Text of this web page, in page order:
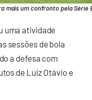
mais um confronto pela Série
uma atividade
sessões de bola
a defesa com
de Luiz Otávio e